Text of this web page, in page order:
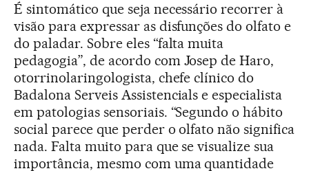
É sintomático que seja necessário recorrer à
visão para expressar as disfunções do olfato e
do paladar. Sobre eles “falta muita
pedagogia”, de acordo com Josep de Haro,
otorrinolaringologista, chefe clínico do
Badalona Serveis Assistencials e especialista
em patologias sensoriais. “Segundo o hábito
social parece que perder o olfato não significa
nada. Falta muito para que se visualize sua
importância, mesmo com uma quantidade